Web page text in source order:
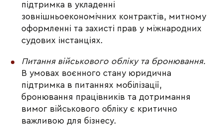
підтримка в укладенні
зовнішньоекономічних контрактів, митному
оформленні та захисті прав у міжнародних
судових інстанціях.
Питання військового обліку та бронювання.
В умовах воєнного стану юридична
підтримка в питаннях мобілізації,
бронювання працівників та дотримання
вимог військового обліку є критично
важливою для бізнесу.